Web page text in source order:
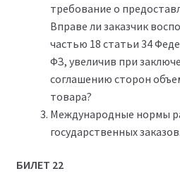
требование о
Вправе ли заказчик
частью 18 статьи 34
ФЗ, увеличив при
соглашению сторон
товара?
Международные нормы
государственных заказов.
БИЛЕТ 22